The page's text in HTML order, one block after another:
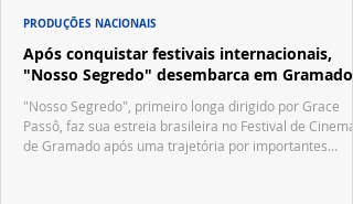
Após conquistar festivais internacionais,
"Nosso Segredo" desembarca em Gramado
"Nosso Segredo", primeiro longa dirigido por Grace
Passô, faz sua estreia brasileira no Festival de Cinema
de Gramado após uma trajetória por importantes
PRODUÇÕES NACIONAIS